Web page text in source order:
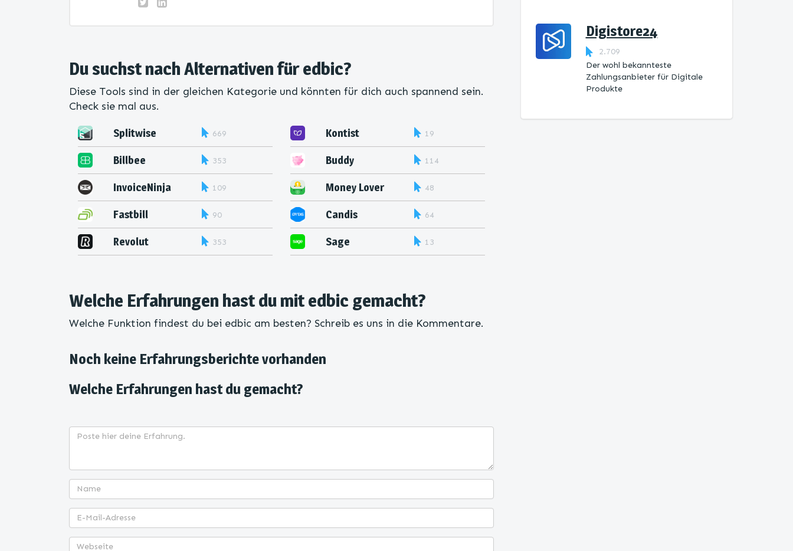
Du suchst nach Alternativen für edbic?
Diese Tools sind in der gleichen Kategorie und könnten für dich auch spannend sein.
Check sie mal aus.
Splitwise 669
Billbee 353
InvoiceNinja 109
Fastbill 90
Revolut 353
Kontist 19
Buddy 114
Money Lover 48
Candis 64
Sage 13
Welche Erfahrungen hast du mit edbic gemacht?
Welche Funktion findest du bei edbic am besten? Schreib es uns in die Kommentare.
Noch keine Erfahrungsberichte vorhanden
Welche Erfahrungen hast du gemacht?
Digistore24
2.709
Der wohl bekannteste
Zahlungsanbieter für Digitale
Produkte